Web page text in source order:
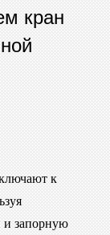
кран
к
и запорную